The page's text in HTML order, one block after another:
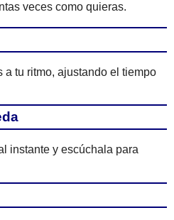
veces como quieras.
a tu ritmo, ajustando el tiempo
instante y escúchala para